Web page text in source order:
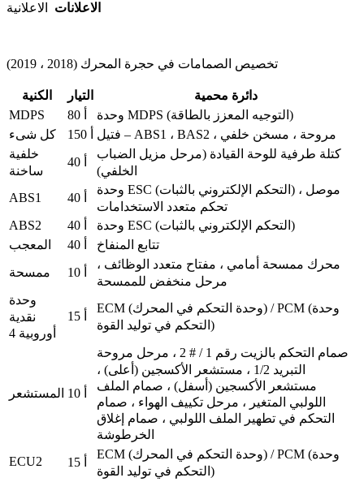
الاعلانات الاعلانية
تخصيص الصمامات في حجرة المحرك (2018 ، 2019)
الكنية التيار
دائرة محمية
MDPS
وحدة MDPS (التوجيه المعزز بالطاقة)
كل شىء
فتيل – ABS1 ، BAS2 ، مروحة ، مسخن خلفي
خلفية
ساخنة
كتلة طرفية للوحة القيادة (مرحل مزيل الضباب
الخلفي)
ABS1
وحدة ESC (التحكم الإلكتروني بالثبات) ، موصل
تحكم متعدد الاستخدامات
ABS2
وحدة ESC (التحكم الإلكتروني بالثبات)
المعجب
تتابع المنفاخ
ممسحة
محرك ممسحة أمامي ، مفتاح متعدد الوظائف ،
مرحل منخفض للممسحة
وحدة
نقدية
أوروبية 4
ECM (وحدة التحكم في المحرك) / PCM (وحدة
التحكم في توليد القوة)
المستشعر
صمام التحكم بالزيت رقم 1 / # 2 ، مرحل مروحة
التبريد 1/2 ، مستشعر الأكسجين (أعلى) ،
مستشعر الأكسجين (أسفل) ، صمام الملف
اللولبي المتغير ، مرحل تكييف الهواء ، صمام
التحكم في تطهير الملف اللولبي ، صمام إغلاق
الخرطوشة
ECU2
ECM (وحدة التحكم في المحرك) / PCM (وحدة
التحكم في توليد القوة)